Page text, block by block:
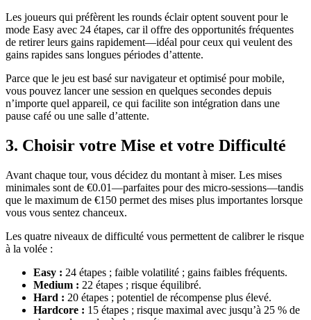
Les joueurs qui préfèrent les rounds éclair optent souvent pour le
mode Easy avec 24 étapes, car il offre des opportunités fréquentes
de retirer leurs gains rapidement—idéal pour ceux qui veulent des
gains rapides sans longues périodes d’attente.
Parce que le jeu est basé sur navigateur et optimisé pour mobile,
vous pouvez lancer une session en quelques secondes depuis
n’importe quel appareil, ce qui facilite son intégration dans une
pause café ou une salle d’attente.
3. Choisir votre Mise et votre Difficulté
Avant chaque tour, vous décidez du montant à miser. Les mises
minimales sont de €0.01—parfaites pour des micro‑sessions—tandis
que le maximum de €150 permet des mises plus importantes lorsque
vous vous sentez chanceux.
Les quatre niveaux de difficulté vous permettent de calibrer le risque
à la volée :
Easy : 24 étapes ; faible volatilité ; gains faibles fréquents.
Medium : 22 étapes ; risque équilibré.
Hard : 20 étapes ; potentiel de récompense plus élevé.
Hardcore : 15 étapes ; risque maximal avec jusqu’à 25 % de